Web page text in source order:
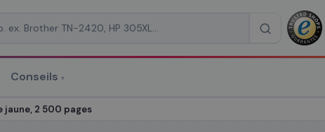
Conseils ▾
jaune, 2 500 pages